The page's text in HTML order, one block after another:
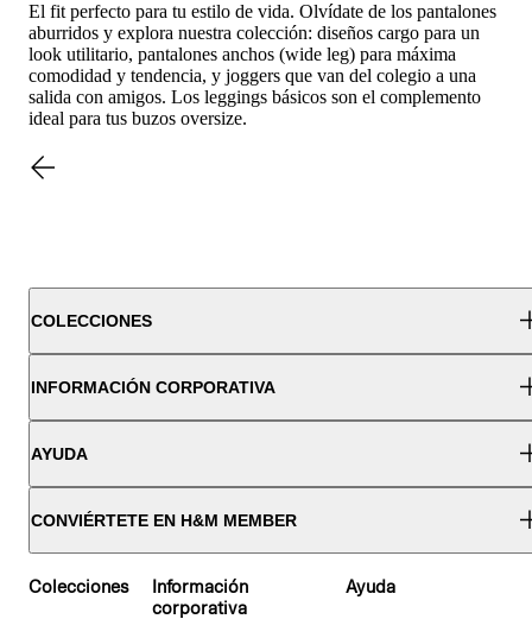
El fit perfecto para tu estilo de vida. Olvídate de los pantalones
aburridos y explora nuestra colección: diseños cargo para un
look utilitario, pantalones anchos (wide leg) para máxima
comodidad y tendencia, y joggers que van del colegio a una
salida con amigos. Los leggings básicos son el complemento
ideal para tus buzos oversize.
COLECCIONES
INFORMACIÓN CORPORATIVA
AYUDA
CONVIÉRTETE EN H&M MEMBER
Colecciones
Información
corporativa
Ayuda